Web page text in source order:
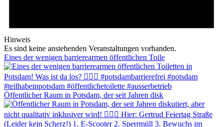
Hinweis
Es sind keine anstehenden Veranstaltungen vorhanden.
Eines der wenigen barrierearmen öffentlichen Toile
Öffentlicher Raum in Potsdam, der seit Jahren disk